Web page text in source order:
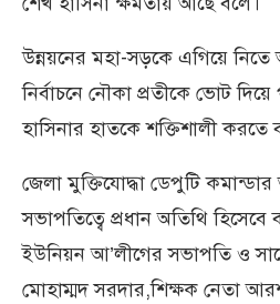
উন্নয়নের মহা-সড়কে এগিয়ে
নির্বাচনে নৌকা প্রতীকে ভোট
হাসিনার হাতকে শক্তিশালী করতে
জেলা মুক্তিযোদ্ধা ডেপুটি
সভাপতিত্বে প্রধান অতিথি হিসেবে
ইউনিয়ন আ’লীগের সভাপতি ও
মোহাম্মদ সরদার,শিক্ষক নেতা